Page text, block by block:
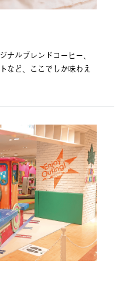
ナルブレンドコーヒー、
など、ここでしか味わえ